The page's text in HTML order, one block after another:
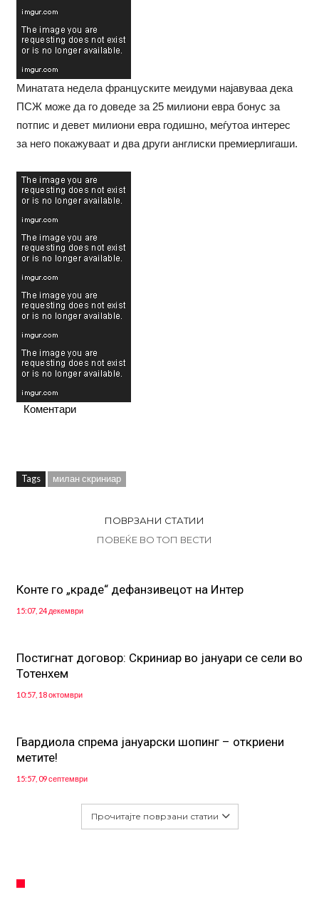
Минатата недела француските меидуми најавуваа дека
ПСЖ може да го доведе за 25 милиони евра бонус за
потпис и девет милиони евра годишно, меѓутоа интерес
за него покажуваат и два други англиски премиерлигаши.
Коментари
Tags милан скриниар
ПОВРЗАНИ СТАТИИ
ПОВЕЌЕ ВО ТОП ВЕСТИ
Конте го „краде“ дефанзивецот на Интер
15:07, 24 декември
Постигнат договор: Скриниар во јануари се сели во
Тотенхем
10:57, 18 октомври
Гвардиола спрема јануарски шопинг – откриени
метите!
15:57, 09 септември
Прочитајте поврзани статии